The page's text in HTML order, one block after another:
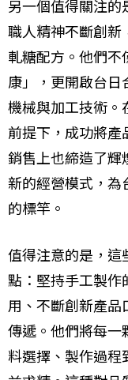
另一個值得關注的
職人精神不斷創新
軋糖配方。他們
康」，更開啟台
機械與加工技術。
前提下，成功將
銷售上也締造了輝
新的經營模式，為
的標竿。
值得注意的是，這
點：堅持手工製作
用、不斷創新產品
傳遞。他們將每一
料選擇、製作過程